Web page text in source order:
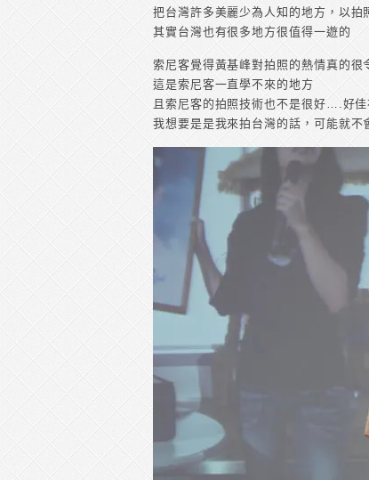
把台灣許多美麗少為人知的地方，以拍
其實台灣也有很多地方很值得一遊的
索尼客覺得黃基峰對拍照的熱情真的
這是索尼客一直學不來的地方
且索尼客的拍照技術也不是很好….好
我想要是是我來拍台灣的話，可能就